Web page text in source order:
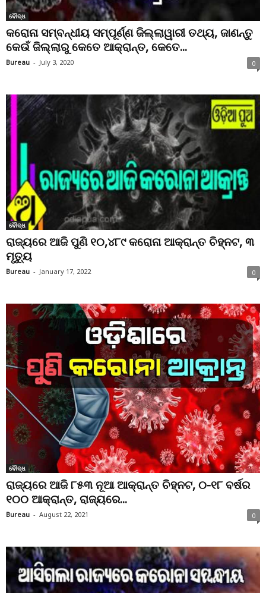
ବୌଦ୍ଧ
କରୋନା ସମ୍ବନ୍ଧୀୟ ସମ୍ପୂର୍ଣ୍ଣ ଜିଲ୍ଲାୱାରୀ ତଥ୍ୟ, ଜାଣନ୍ତୁ
କେଉଁ ଜିଲ୍ଲାରୁ କେତେ ଆକ୍ରାନ୍ତ, କେତେ...
Bureau - July 3, 2020 0
ବୌଦ୍ଧ
ରାଜ୍ୟରେ ଆଜି ପୁଣି ୧୦,୪୮୯ କରୋନା ଆକ୍ରାନ୍ତ ଚିହ୍ନଟ, ୩
ମୃତ୍ୟୁ
Bureau - January 17, 2022 0
ବୌଦ୍ଧ
ରାଜ୍ୟରେ ଆଜି ୮୫୩ ନୂଆ ଆକ୍ରାନ୍ତ ଚିହ୍ନଟ, ୦-୧୮ ବର୍ଷର
୧୦୦ ଆକ୍ରାନ୍ତ, ରାଜ୍ୟରେ...
Bureau - August 22, 2021 0